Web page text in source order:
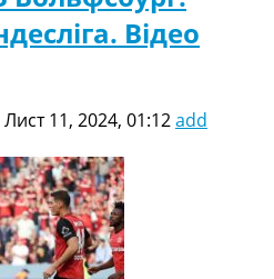
Відео
Лист 11, 2024, 01:12add